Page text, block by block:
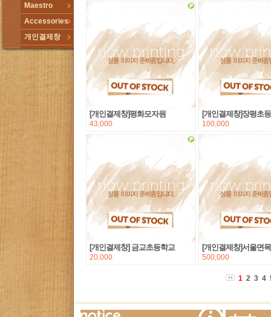
Maestro
Accessories
개인결제창
[개인결제창]평화모자원
43,000
[개인결제창]장평초
100,000
[개인결제창] 금교초등학교
20,000
[개인결제창]서울면
500,000
1 2 3 4